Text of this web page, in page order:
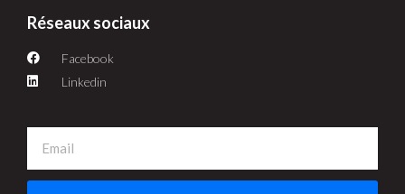
Réseaux sociaux
Facebook
Linkedin